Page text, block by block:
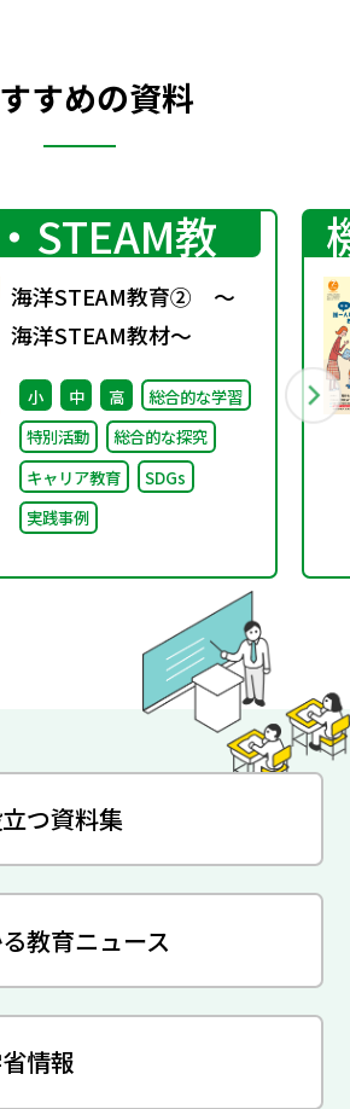
すめの資料
STEAM教
海洋STEAM教育② ～
海洋STEAM教材～
小 中 高
総合的な学習
特別活動
総合的な探究
キャリア教育
SDGs
実践事例
つ資料集
教育ニュース
情報